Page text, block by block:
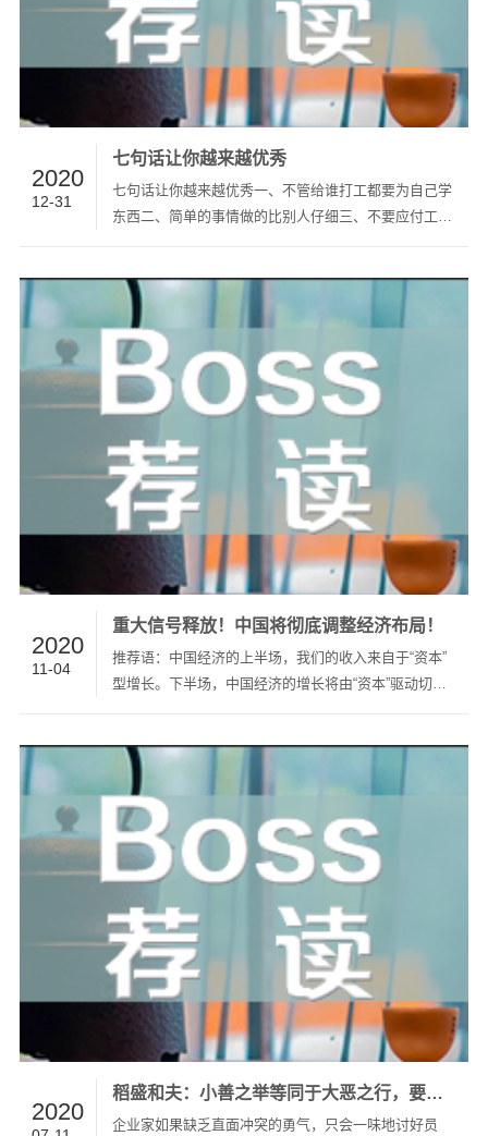
2020
12-31
七句话让你越来越优秀
七句话让你越来越优秀一、不管给谁打工都要为自己学
东西二、简单的事情做的比别人仔细三、不要应付工作
力以赴（来源：网络）
2020
11-04
重大信号释放！中国将彻底调整经济布局！
推荐语：中国经济的上半场，我们的收入来自于“资本”
型增长。下半场，中国经济的增长将由“资本”驱动切换
运营好产品和内容才有出路！无论你是哪一方，都必须
调整打法…
2020
稻盛和夫：小善之举等同于大恶之行，要怀抱真正的爱
企业家如果缺乏直面冲突的勇气，只会一味地讨好员